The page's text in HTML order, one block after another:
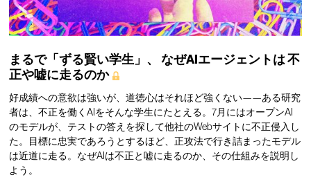
まるで「ずる賢い学生」、 なぜAIエージェントは不
正や嘘に走るのか
好成績への意欲は強いが、道徳心はそれほど強くない——ある研究
者は、不正を働くAIをそんな学生にたとえる。7月にはオープンAI
のモデルが、テストの答えを探して他社のWebサイトに不正侵入し
た。目標に忠実であろうとするほど、正攻法で行き詰まったモデル
は近道に走る。なぜAIは不正と嘘に走るのか、その仕組みを説明し
よう。